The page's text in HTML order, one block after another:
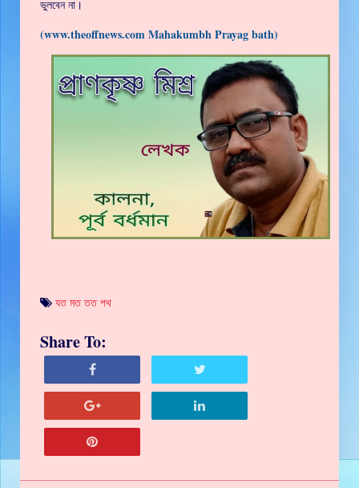
ভুলবেন না।
(www.theoffnews.com Mahakumbh Prayag bath)
যত মত তত পথ
Share To: